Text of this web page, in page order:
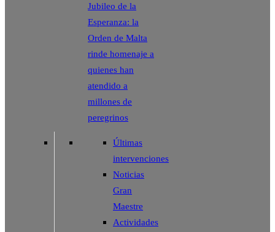
Jubileo de la
Esperanza: la
Orden de Malta
rinde homenaje a
quienes han
atendido a
millones de
peregrinos
Últimas
intervenciones
Noticias
Gran
Maestre
Actividades